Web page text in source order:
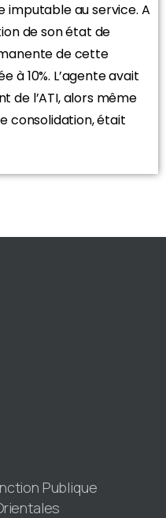
imputable au service. A
de son état de
de cette
à 10%. L’agente avait
de l’ATI, alors même
consolidation, était
Publique